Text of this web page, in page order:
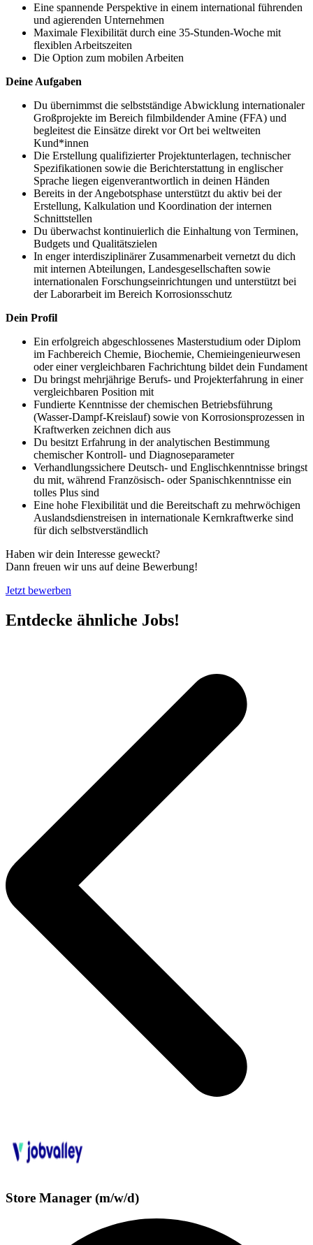
Eine spannende Perspektive in einem international führenden
und agierenden Unternehmen
Maximale Flexibilität durch eine 35-Stunden-Woche mit
flexiblen Arbeitszeiten
Die Option zum mobilen Arbeiten
Deine Aufgaben
Du übernimmst die selbstständige Abwicklung internationaler
Großprojekte im Bereich filmbildender Amine (FFA) und
begleitest die Einsätze direkt vor Ort bei weltweiten
Kund*innen
Die Erstellung qualifizierter Projektunterlagen, technischer
Spezifikationen sowie die Berichterstattung in englischer
Sprache liegen eigenverantwortlich in deinen Händen
Bereits in der Angebotsphase unterstützt du aktiv bei der
Erstellung, Kalkulation und Koordination der internen
Schnittstellen
Du überwachst kontinuierlich die Einhaltung von Terminen,
Budgets und Qualitätszielen
In enger interdisziplinärer Zusammenarbeit vernetzt du dich
mit internen Abteilungen, Landesgesellschaften sowie
internationalen Forschungseinrichtungen und unterstützt bei
der Laborarbeit im Bereich Korrosionsschutz
Dein Profil
Ein erfolgreich abgeschlossenes Masterstudium oder Diplom
im Fachbereich Chemie, Biochemie, Chemieingenieurwesen
oder einer vergleichbaren Fachrichtung bildet dein Fundament
Du bringst mehrjährige Berufs- und Projekterfahrung in einer
vergleichbaren Position mit
Fundierte Kenntnisse der chemischen Betriebsführung
(Wasser-Dampf-Kreislauf) sowie von Korrosionsprozessen in
Kraftwerken zeichnen dich aus
Du besitzt Erfahrung in der analytischen Bestimmung
chemischer Kontroll- und Diagnoseparameter
Verhandlungssichere Deutsch- und Englischkenntnisse bringst
du mit, während Französisch- oder Spanischkenntnisse ein
tolles Plus sind
Eine hohe Flexibilität und die Bereitschaft zu mehrwöchigen
Auslandsdienstreisen in internationale Kernkraftwerke sind
für dich selbstverständlich
Haben wir dein Interesse geweckt?
Dann freuen wir uns auf deine Bewerbung!
Jetzt bewerben
Entdecke ähnliche Jobs!
Store Manager (m/w/d)